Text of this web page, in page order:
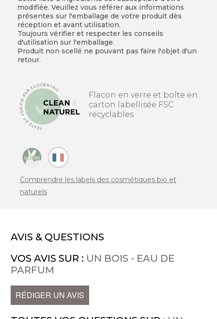
modifiée. Veuillez vous référer aux informations
présentes sur l'emballage de votre produit dès
réception et avant utilisation.
Toujours vérifier et respecter les conseils
d'utilisation sur l'emballage.
Produit non scellé ne pouvant pas faire l'objet d'un
retour.
Flacon en verre et boîte en
carton labellisée FSC
recyclables
Comprendre les labels des cosmétiques bio et
naturels
AVIS & QUESTIONS
VOS AVIS SUR : UN BOIS - EAU DE
PARFUM
RÉDIGER UN AVIS